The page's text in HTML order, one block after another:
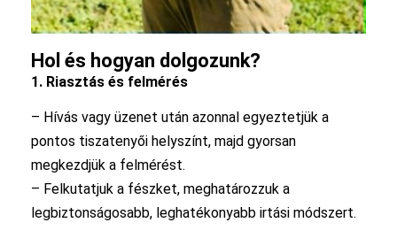
Hol és hogyan dolgozunk?
1. Riasztás és felmérés
– Hívás vagy üzenet után azonnal egyeztetjük a
pontos tiszatenyői helyszínt, majd gyorsan
megkezdjük a felmérést.
– Felkutatjuk a fészket, meghatározzuk a
legbiztonságosabb, leghatékonyabb irtási módszert.